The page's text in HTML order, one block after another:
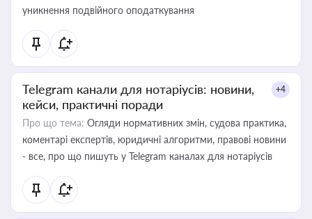
уникнення подвійного оподаткування
Telegram канали для нотаріусів: новини,
кейси, практичні поради
+4
Про що тема: Огляди нормативних змін, судова практика,
коментарі експертів, юридичні алгоритми, правові новини
- все, про що пишуть у Telegram каналах для нотаріусів